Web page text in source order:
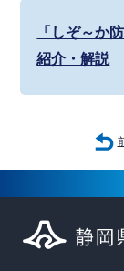
「しぞ～か
紹介・解説